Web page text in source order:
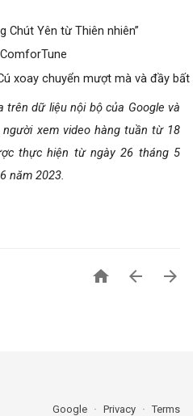
Chút Yên từ Thiên nhiên”
xoay chuyển mượt mà và đầy
trên dữ liệu nội bộ của Google và
xem video hàng tuần từ 18
thực hiện từ ngày 26 tháng 5
năm 2023.
  
Google Privacy Terms